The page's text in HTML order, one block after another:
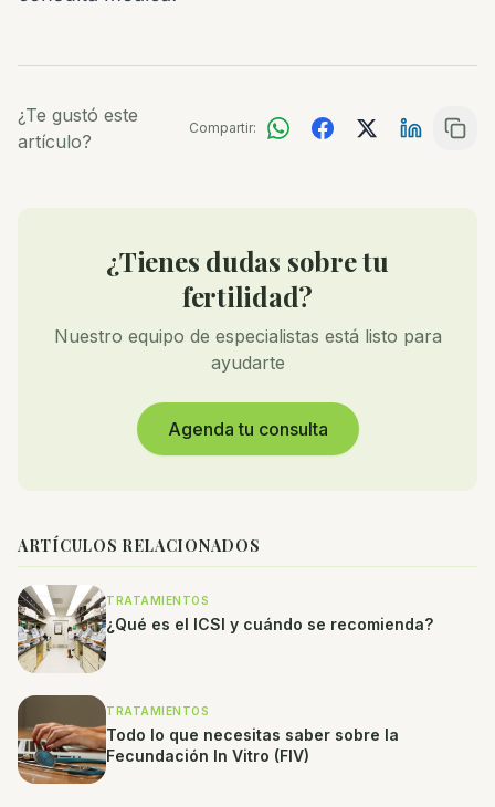
¿Te gustó este
artículo?
Compartir:
¿Tienes dudas sobre tu
fertilidad?
Nuestro equipo de especialistas está listo para
ayudarte
Agenda tu consulta
ARTÍCULOS RELACIONADOS
TRATAMIENTOS
¿Qué es el ICSI y cuándo se recomienda?
TRATAMIENTOS
Todo lo que necesitas saber sobre la
Fecundación In Vitro (FIV)